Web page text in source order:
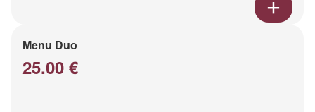
Menu Duo
25.00 €